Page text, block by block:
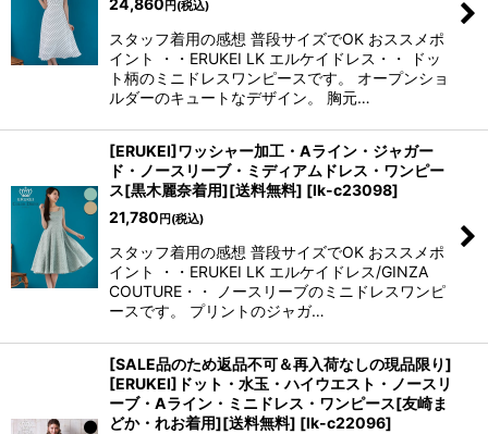
24,860 円 (税込)
スタッフ着用の感想 普段サイズでOK おススメポ
イント ・・ERUKEI LK エルケイドレス・・ ドッ
ト柄のミニドレスワンピースです。 オープンショ
ルダーのキュートなデザイン。 胸元…
[ERUKEI]ワッシャー加工・Aライン・ジャガー
ド・ノースリーブ・ミディアムドレス・ワンピー
ス[黒木麗奈着用][送料無料] [lk-c23098]
21,780 円 (税込)
スタッフ着用の感想 普段サイズでOK おススメポ
イント ・・ERUKEI LK エルケイドレス/GINZA
COUTURE・・ ノースリーブのミニドレスワンピ
ースです。 プリントのジャガ…
[SALE品のため返品不可＆再入荷なしの現品限り]
[ERUKEI]ドット・水玉・ハイウエスト・ノースリ
ーブ・Aライン・ミニドレス・ワンピース[友崎ま
どか・れお着用][送料無料] [lk-c22096]